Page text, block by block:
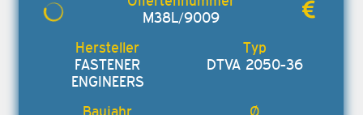
M38L/9009
FASTENER
ENGINEERS
DTVA 2050-36